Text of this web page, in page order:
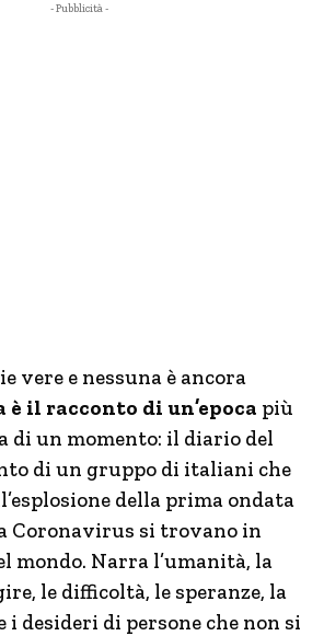
- Pubblicità -
vere e nessuna è ancora
è il racconto di un’epoca più
di un momento: il diario del
di un gruppo di italiani che
della prima ondata
Coronavirus si trovano in
mondo. Narra l’umanità, la
le difficoltà, le speranze, la
i desideri di persone che non si